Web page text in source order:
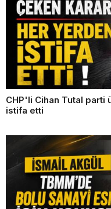
CHP'li Cihan Tutal
istifa etti